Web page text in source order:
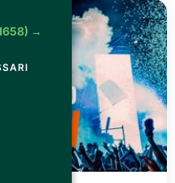
→